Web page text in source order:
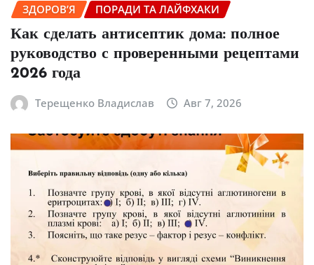
ЗДОРОВ’Я ПОРАДИ ТА ЛАЙФХАКИ
Как сделать антисептик дома: полное
руководство с проверенными рецептами
2026 года
Терещенко Владислав Авг 7, 2026